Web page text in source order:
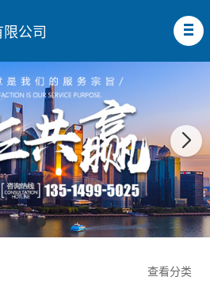
公司
查看分类